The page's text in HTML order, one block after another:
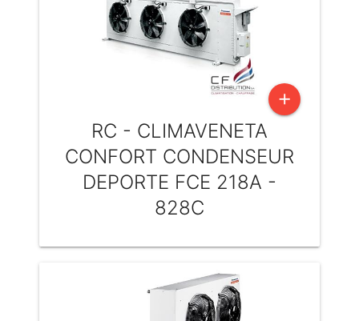
add
RC - CLIMAVENETA
CONFORT CONDENSEUR
DEPORTE FCE 218A -
828C